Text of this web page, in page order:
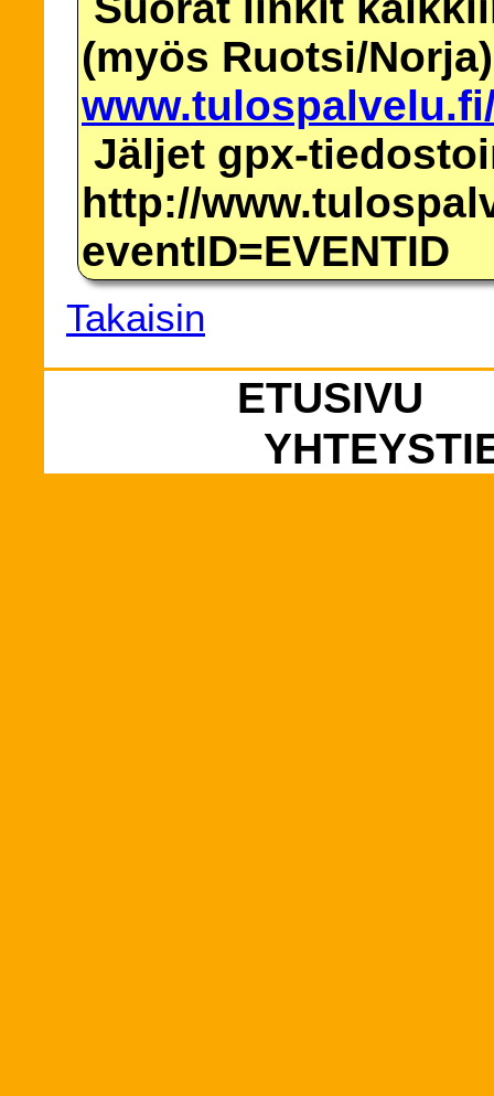
(myös Ruotsi/Norja)
Jäljet gpx-
http://
eventID=EVENTID
Takaisin
ETUSIVU